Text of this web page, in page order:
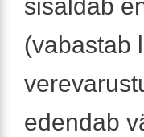
sisaldab
(vabastab
edendab